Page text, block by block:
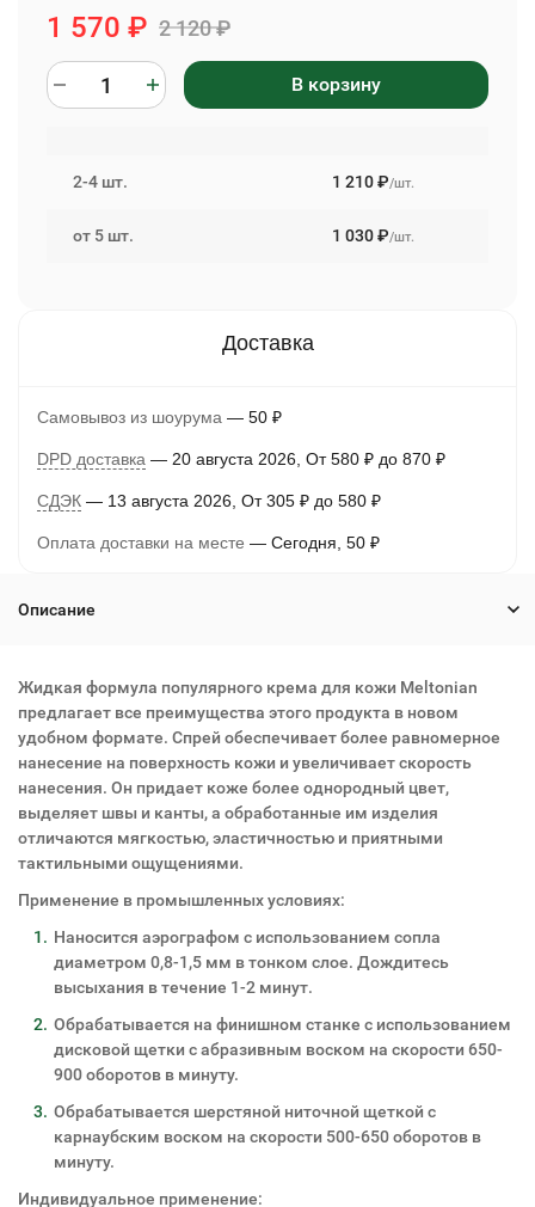
1 570 ₽ 2 120₽
В корзину
2-4 шт. 1 210₽/шт.
от 5 шт. 1 030₽/шт.
Самовывоз из шоурума 50 ₽
DPD доставка 20 августа 2026 От 580 ₽ до 870 ₽
СДЭК 13 августа 2026 От 305 ₽ до 580 ₽
Оплата доставки на месте Сегодня 50 ₽
Описание
Жидкая формула популярного крема для кожи Meltonian
предлагает все преимущества этого продукта в новом
удобном формате. Спрей обеспечивает более равномерное
нанесение на поверхность кожи и увеличивает скорость
нанесения. Он придает коже более однородный цвет,
выделяет швы и канты, а обработанные им изделия
отличаются мягкостью, эластичностью и приятными
тактильными ощущениями.
Применение в промышленных условиях:
Наносится аэрографом с использованием сопла
диаметром 0,8-1,5 мм в тонком слое. Дождитесь
высыхания в течение 1-2 минут.
Обрабатывается на финишном станке с использованием
дисковой щетки с абразивным воском на скорости 650-
900 оборотов в минуту.
Обрабатывается шерстяной ниточной щеткой с
карнаубским воском на скорости 500-650 оборотов в
минуту.
Индивидуальное применение: